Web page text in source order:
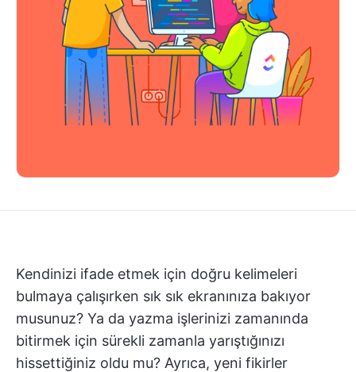
Kendinizi ifade etmek için doğru kelimeleri
bulmaya çalışırken sık sık ekranınıza bakıyor
musunuz? Ya da yazma işlerinizi zamanında
bitirmek için sürekli zamanla yarıştığınızı
hissettiğiniz oldu mu? Ayrıca, yeni fikirler